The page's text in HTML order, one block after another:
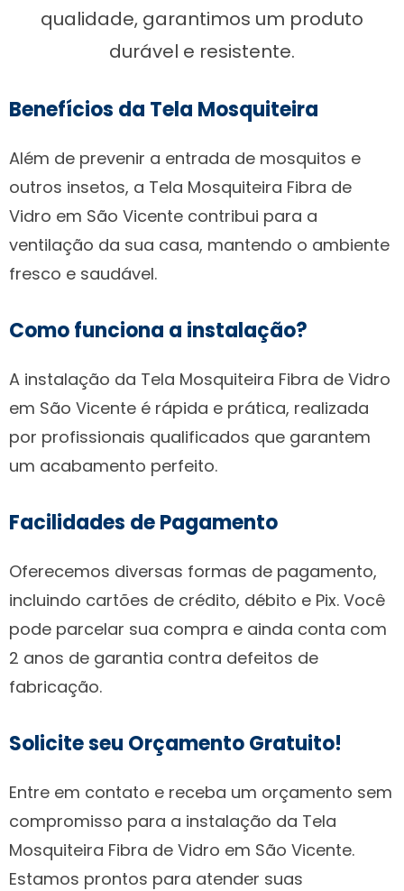
qualidade, garantimos um produto
durável e resistente.
Benefícios da Tela Mosquiteira
Além de prevenir a entrada de mosquitos e
outros insetos, a Tela Mosquiteira Fibra de
Vidro em São Vicente contribui para a
ventilação da sua casa, mantendo o ambiente
fresco e saudável.
Como funciona a instalação?
A instalação da Tela Mosquiteira Fibra de Vidro
em São Vicente é rápida e prática, realizada
por profissionais qualificados que garantem
um acabamento perfeito.
Facilidades de Pagamento
Oferecemos diversas formas de pagamento,
incluindo cartões de crédito, débito e Pix. Você
pode parcelar sua compra e ainda conta com
2 anos de garantia contra defeitos de
fabricação.
Solicite seu Orçamento Gratuito!
Entre em contato e receba um orçamento sem
compromisso para a instalação da Tela
Mosquiteira Fibra de Vidro em São Vicente.
Estamos prontos para atender suas